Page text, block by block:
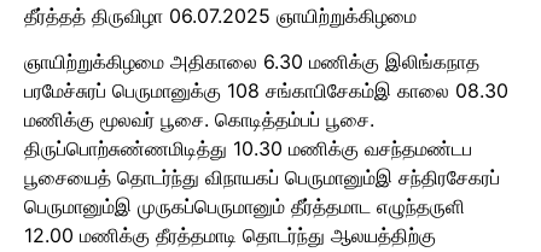
தீர்த்தத் திருவிழா 06.07.2025 ஞாயிற்றுக்கிழமை
ஞாயிற்றுக்கிழமை அதிகாலை 6.30 மணிக்கு இலிங்கநாத
பரமேச்சுரப் பெருமானுக்கு 108 சங்காபிசேகம்இ காலை 08.30
மணிக்கு மூலவர் பூசை. கொடித்தம்பப் பூசை.
திருப்பொற்சுண்ணமிடித்து 10.30 மணிக்கு வசந்தமண்டப
பூசையைத் தொடர்ந்து விநாயகப் பெருமானும்இ சந்திரசேகரப்
பெருமானும்இ முருகப்பெருமானும் தீர்த்தமாட எழுந்தருளி
12.00 மணிக்கு தீரத்தமாடி தொடர்ந்து ஆலயத்திற்கு